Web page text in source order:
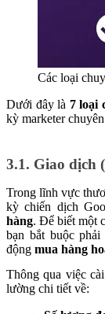
Các loại
Dưới đây là 7 loại
kỳ marketer
3.1. Giao dịch
Trong lĩnh vực
kỳ chiến dịch
hàng. Để biết một
bạn bắt buộc
động mua hàng
Thông qua việc
lường chi tiết về: